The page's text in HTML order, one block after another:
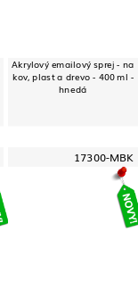
Akrylový emailový sprej - na
kov, plast a drevo - 400 ml -
hnedá
17300-MBK